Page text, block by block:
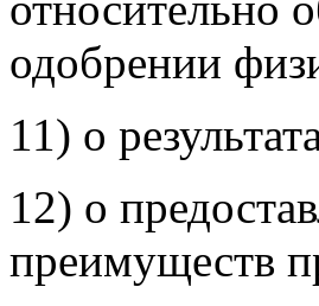
одобрении
11) о
12) о
преимуществ